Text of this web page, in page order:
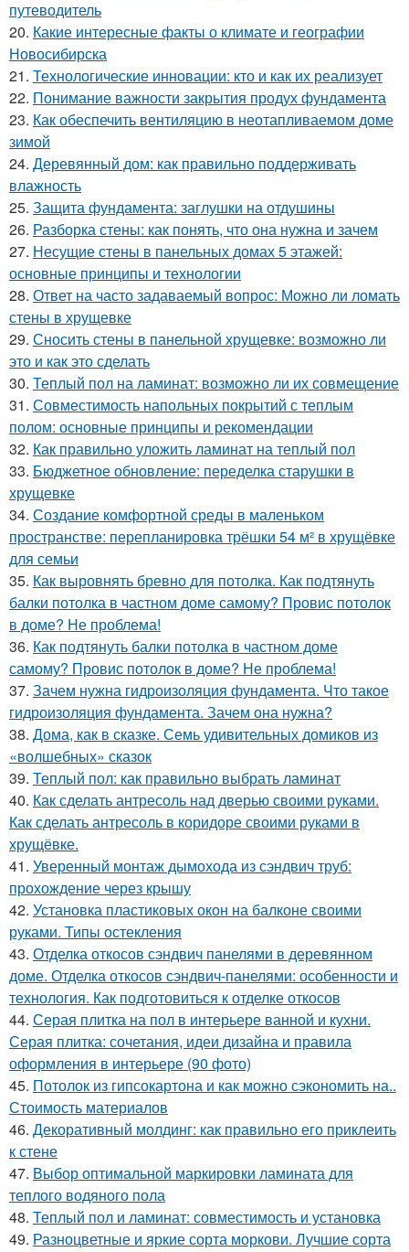
путеводитель
20. Какие интересные факты о климате и географии
Новосибирска
21. Технологические инновации: кто и как их реализует
22. Понимание важности закрытия продух фундамента
23. Как обеспечить вентиляцию в неотапливаемом доме
зимой
24. Деревянный дом: как правильно поддерживать
влажность
25. Защита фундамента: заглушки на отдушины
26. Разборка стены: как понять, что она нужна и зачем
27. Несущие стены в панельных домах 5 этажей:
основные принципы и технологии
28. Ответ на часто задаваемый вопрос: Можно ли ломать
стены в хрущевке
29. Сносить стены в панельной хрущевке: возможно ли
это и как это сделать
30. Теплый пол на ламинат: возможно ли их совмещение
31. Совместимость напольных покрытий с теплым
полом: основные принципы и рекомендации
32. Как правильно уложить ламинат на теплый пол
33. Бюджетное обновление: переделка старушки в
хрущевке
34. Создание комфортной среды в маленьком
пространстве: перепланировка трёшки 54 м² в хрущёвке
для семьи
35. Как выровнять бревно для потолка. Как подтянуть
балки потолка в частном доме самому? Провис потолок
в доме? Не проблема!
36. Как подтянуть балки потолка в частном доме
самому? Провис потолок в доме? Не проблема!
37. Зачем нужна гидроизоляция фундамента. Что такое
гидроизоляция фундамента. Зачем она нужна?
38. Дома, как в сказке. Семь удивительных домиков из
«волшебных» сказок
39. Теплый пол: как правильно выбрать ламинат
40. Как сделать антресоль над дверью своими руками.
Как сделать антресоль в коридоре своими руками в
хрущёвке.
41. Уверенный монтаж дымохода из сэндвич труб:
прохождение через крышу
42. Установка пластиковых окон на балконе своими
руками. Типы остекления
43. Отделка откосов сэндвич панелями в деревянном
доме. Отделка откосов сэндвич-панелями: особенности и
технология. Как подготовиться к отделке откосов
44. Серая плитка на пол в интерьере ванной и кухни.
Серая плитка: сочетания, идеи дизайна и правила
оформления в интерьере (90 фото)
45. Потолок из гипсокартона и как можно сэкономить на..
Стоимость материалов
46. Декоративный молдинг: как правильно его приклеить
к стене
47. Выбор оптимальной маркировки ламината для
теплого водяного пола
48. Теплый пол и ламинат: совместимость и установка
49. Разноцветные и яркие сорта моркови. Лучшие сорта